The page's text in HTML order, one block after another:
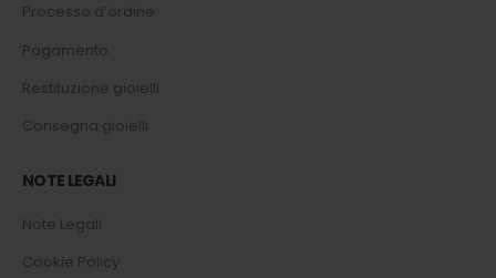
Processo d’ordine
Pagamento
Restituzione gioielli
Consegna gioielli
NOTE LEGALI
Note Legali
Cookie Policy